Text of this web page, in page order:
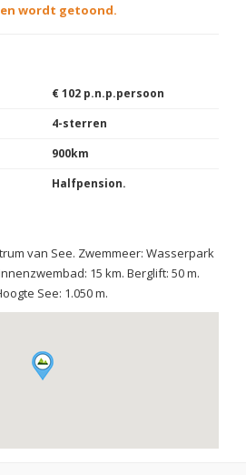
wordt getoond.
€ 102 p.n.p.persoon
4-sterren
900km
Halfpension.
van See. Zwemmeer: Wasserpark
15 km. Berglift: 50 m.
See: 1.050 m.